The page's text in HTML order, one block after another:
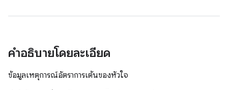
คำอธิบายโดยละเอียด
ข้อมูลเหตุการณ์อัตราการเต้นของหัวใจ